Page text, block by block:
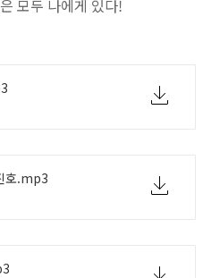
모두 나에게 있다!
호.mp3